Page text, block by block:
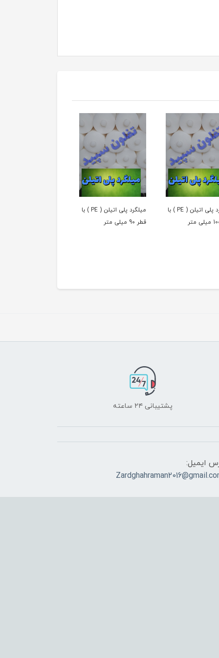
میلگرد پلی اتیلن ( PE ) با
میلگرد پلی اتیلن ( PE ) با
قطر 9۰ میلی متر
پشتیبانی ۲۴ ساعته
ایمیل: